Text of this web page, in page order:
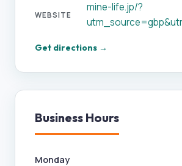
WEBSITE
mine-life.jp/?
Get directions →
Business Hours
Monday